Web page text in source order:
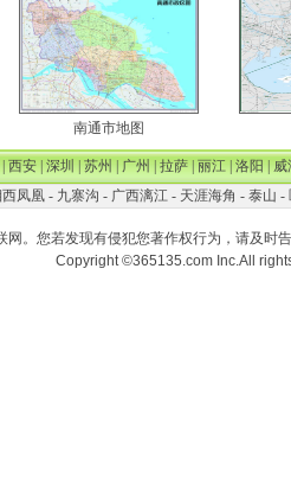
南通市地图
|西安|深圳|苏州|广州|拉萨|丽江|洛阳|威
凤凰- 九寨沟 - 广西漓江- 天涯海角 - 泰山 -
网。您若发现有侵犯您著作权行为，请及时
Copyright ©365135.com Inc.All